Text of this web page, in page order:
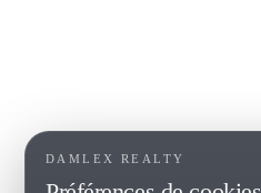
DAMLEX REALTY